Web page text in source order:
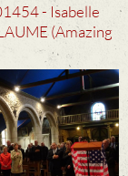
- Isabelle
(Amazing